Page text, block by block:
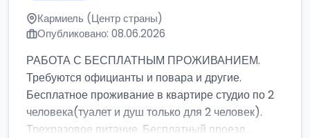
Кармиель (Центр страны)
Опубликовано: 08.06.2026
РАБОТА С БЕСПЛАТНЫМ ПРОЖИВАНИЕМ.
Требуются официанты и повара и другие.
Бесплатное проживание в квартире студио по 2
человека(туалет и душ только для 2 человек).
Трехразовое питание. Бесплатный проезд...